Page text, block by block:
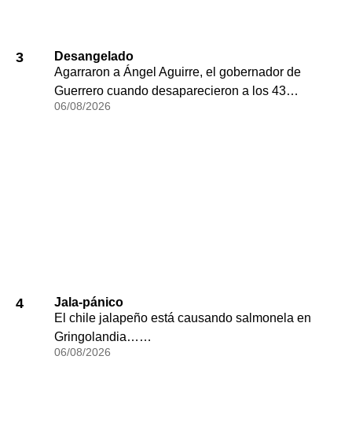
3
Desangelado
Agarraron a Ángel Aguirre, el gobernador de
Guerrero cuando desaparecieron a los 43…
06/08/2026
4
Jala-pánico
El chile jalapeño está causando salmonela en
Gringolandia……
06/08/2026